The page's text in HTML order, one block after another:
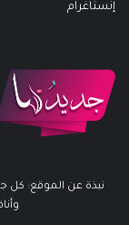
إنستاغرام
نبذة عن الموقع: كل